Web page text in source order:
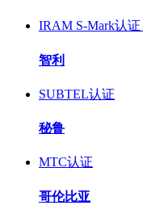
IRAM S-Mark认证
智利
SUBTEL认证
秘鲁
MTC认证
哥伦比亚